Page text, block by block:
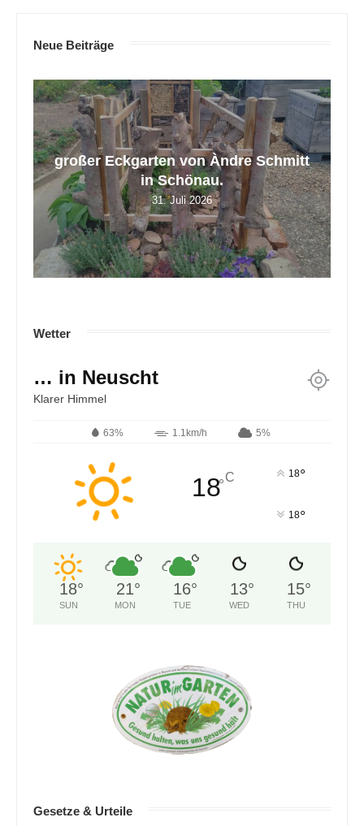
Neue Beiträge
Mein Rasen ist übersät mit Weißklee.
Was ist...
17. Juli 2026
Wetter
… in Neuscht
Klarer Himmel
63% 1.1km/h 5%
18°C 18°
18°
18°
SUN
21°
MON
16°
TUE
13°
WED
15°
THU
Gesetze & Urteile